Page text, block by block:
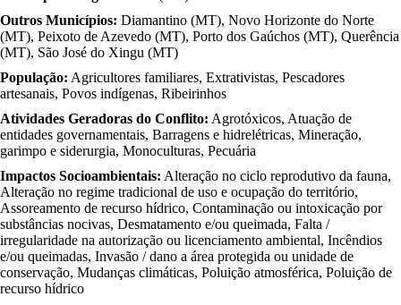
Outros Municípios: Diamantino (MT), Novo Horizonte do Norte
(MT), Peixoto de Azevedo (MT), Porto dos Gaúchos (MT), Querência
(MT), São José do Xingu (MT)
População: Agricultores familiares, Extrativistas, Pescadores
artesanais, Povos indígenas, Ribeirinhos
Atividades Geradoras do Conflito: Agrotóxicos, Atuação de
entidades governamentais, Barragens e hidrelétricas, Mineração,
garimpo e siderurgia, Monoculturas, Pecuária
Impactos Socioambientais: Alteração no ciclo reprodutivo da fauna,
Alteração no regime tradicional de uso e ocupação do território,
Assoreamento de recurso hídrico, Contaminação ou intoxicação por
substâncias nocivas, Desmatamento e/ou queimada, Falta /
irregularidade na autorização ou licenciamento ambiental, Incêndios
e/ou queimadas, Invasão / dano a área protegida ou unidade de
conservação, Mudanças climáticas, Poluição atmosférica, Poluição de
recurso hídrico